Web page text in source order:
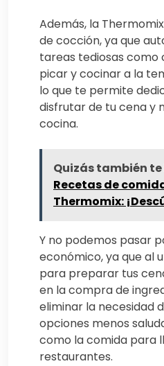
Además, la
de cocción, ya que
tareas tediosas como
picar y cocinar a la
lo que te permite
disfrutar de tu cena y
cocina.
Quizás también
Recetas de
Thermomix:
Y no podemos pasar
económico, ya que al
para preparar tus
en la compra de
eliminar la necesidad
opciones menos
como la comida para
restaurantes.